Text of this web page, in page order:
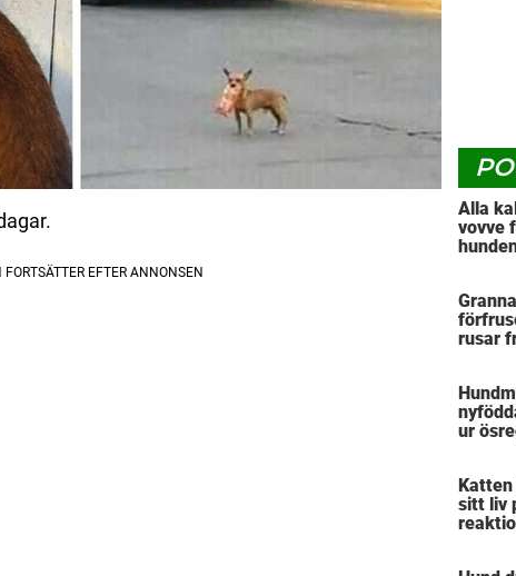
Alla
vovve
rusar
sig
ur
Katten
sitt liv